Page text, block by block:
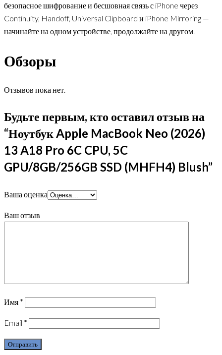
безопасное шифрование и бесшовная связь с iPhone через
Continuity, Handoff, Universal Clipboard и iPhone Mirroring —
начинайте на одном устройстве, продолжайте на другом.
Обзоры
Отзывов пока нет.
Будьте первым, кто оставил отзыв на
“Ноутбук Apple MacBook Neo (2026)
13 A18 Pro 6C CPU, 5C
GPU/8GB/256GB SSD (MHFH4) Blush”
Ваша оценка
Ваш отзыв
Имя *
Email *